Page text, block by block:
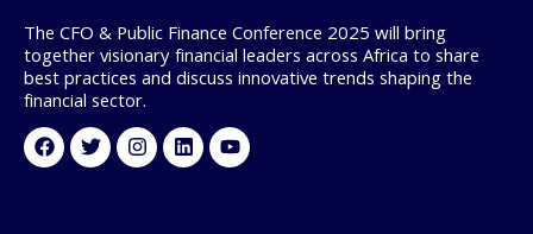
The CFO & Public Finance Conference 2025 will bring
together visionary financial leaders across Africa to share
best practices and discuss innovative trends shaping the
financial sector.
Facebook
TwitterInstagram
LinkedinYoutube